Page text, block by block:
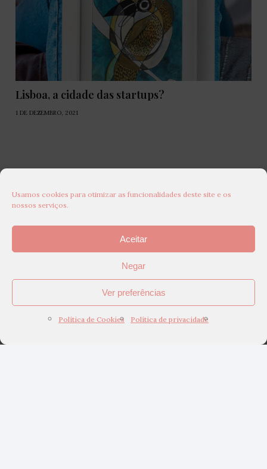
Usamos cookies para otimizar as funcionalidades deste site e os
nossos serviços.
Aceitar
Negar
Ver preferências
Política de Cookies Política de privacidade
Lisboa, a cidade das startups?
1 DE DEZEMBRO, 2021